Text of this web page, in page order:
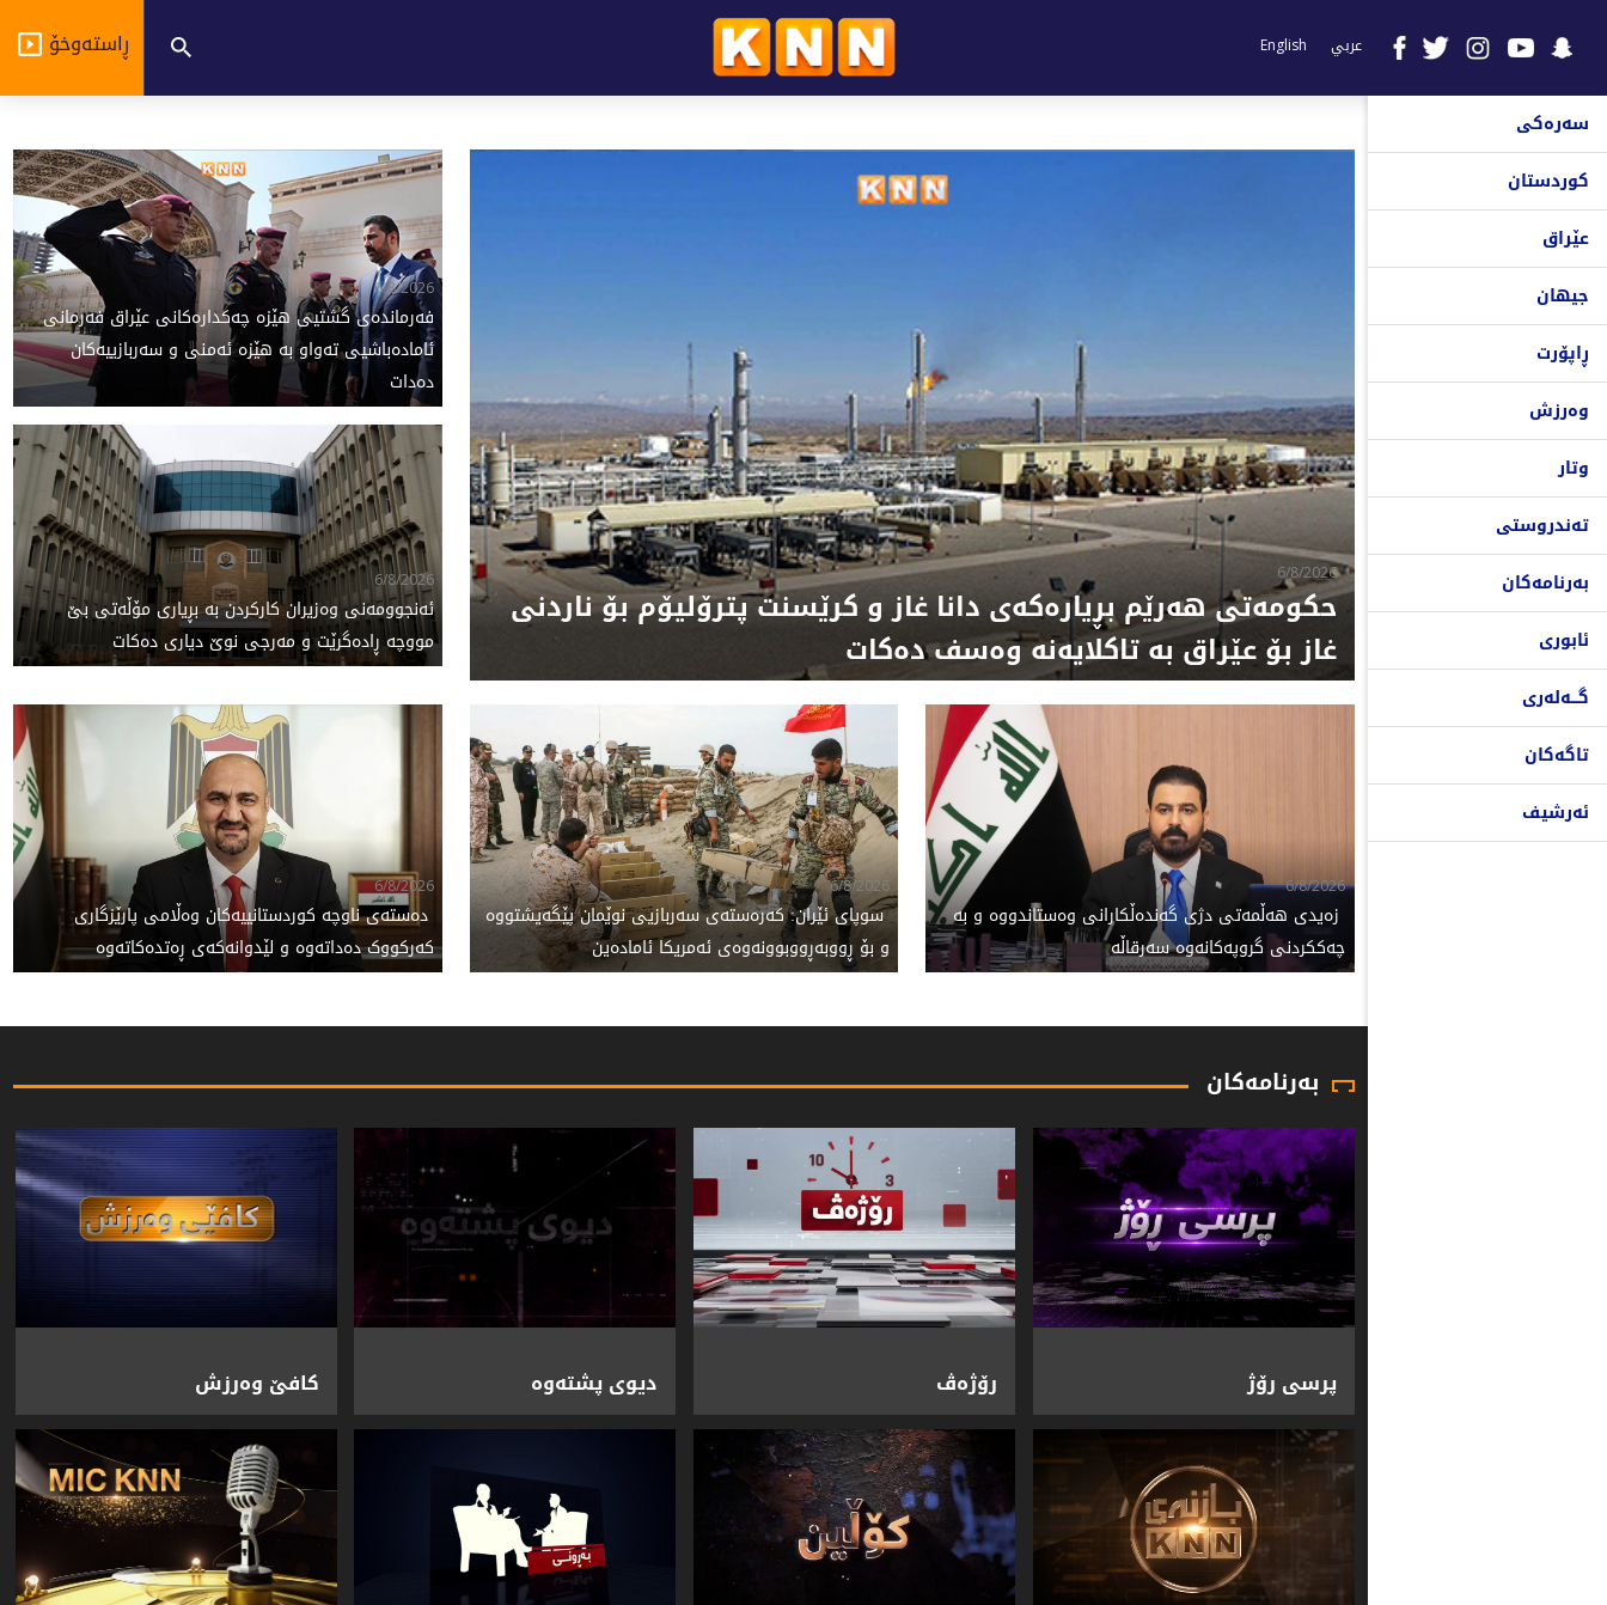
عربي English ڕاستەوخۆ
سەرەکی
کوردستان
عێراق
جیهان
ڕاپۆرت
وەرزش
وتار
تەندروستی
بەرنامەکان
ئابوری
گـــەلەری
تاگەکان
ئەرشیف
6/8/2026
حکومەتی هەرێم بڕیارەکەی دانا غاز و کرێسنت پترۆلیۆم بۆ ناردنی
غاز بۆ عێراق بە تاکلایەنە وەسف دەکات
6/8/2026
فەرماندەی گشتیی هێزە چەکدارەکانی عێراق فەرمانی
ئامادەباشیی تەواو بە هێزە ئەمنی و سەربازییەکان
دەدات
6/8/2026
ئەنجوومەنی وەزیران کارکردن بە بڕیاری مۆڵەتی بێ
مووچە ڕادەگرێت و مەرجی نوێ دیاری دەکات
6/8/2026
‌ زەیدی هەڵمەتی دژی گەندەڵکارانی وەستاندووە و بە
چەککردنی گروپەکانەوە سەرقاڵە
6/8/2026
‌ سوپای ئێران: کەرەستەی سەربازیی نوێمان پێگەیشتووە
و بۆ ڕووبەڕووبوونەوەی ئەمریکا ئامادەین
6/8/2026
‌ دەستەی ناوچە کوردستانییەکان وەڵامی پارێزگاری
کەرکووک دەداتەوە و لێدوانەکەی ڕەتدەکاتەوە
بەرنامەکان
پرسی رۆژ رۆژەڤ دیوی پشتەوە کافێ وەرزش